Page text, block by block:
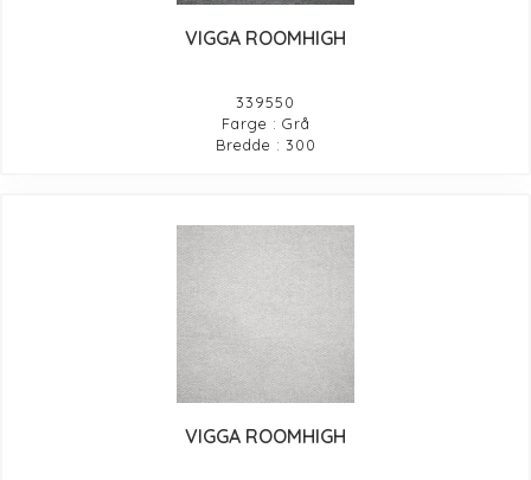
VIGGA ROOMHIGH
339550
Farge : Grå
Bredde : 300
VIGGA ROOMHIGH